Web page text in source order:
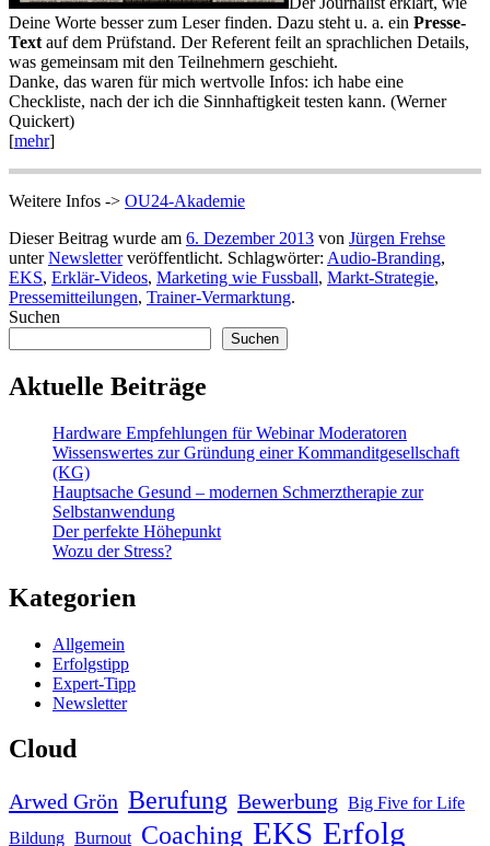
Deine Worte besser zum Leser finden. Dazu steht u. a. ein Presse-
Text auf dem Prüfstand. Der Referent feilt an sprachlichen Details,
was gemeinsam mit den Teilnehmern geschieht.
Danke, das waren für mich wertvolle Infos: ich habe eine
Checkliste, nach der ich die Sinnhaftigkeit testen kann. (Werner
Quickert)
[mehr]
Weitere Infos -> OU24-Akademie
Dieser Beitrag wurde am 6. Dezember 2013 von Jürgen Frehse
unterNewsletterveröffentlicht. Schlagwörter: Audio-Branding,
EKS, Erklär-Videos, Marketing wie Fussball, Markt-Strategie,
Pressemitteilungen, Trainer-Vermarktung.
Suchen
Suchen
Aktuelle Beiträge
Hardware Empfehlungen für Webinar Moderatoren
Wissenswertes zur Gründung einer Kommanditgesellschaft
(KG)
Hauptsache Gesund – modernen Schmerztherapie zur
Selbstanwendung
Der perfekte Höhepunkt
Wozu der Stress?
Kategorien
Allgemein
Erfolgstipp
Expert-Tipp
Newsletter
Cloud
Arwed Grön Berufung Bewerbung Big Five for Life
Bildung Burnout Coaching EKS Erfolg